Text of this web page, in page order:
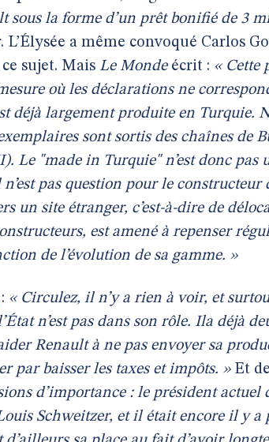
sous la forme d’un prêt bonifié de 3
a même convoqué Carlos
sujet. Mais Le Mondeécrit : « Cette
où les déclarations ne
déjà largement produite en Turquie.
sont sortis des chaînes de
Le "made in Turquie" n’est donc pas
pas question pour le constructeur
un site étranger, c’est-à-dire de
est amené à repenser
de l’évolution de sa gamme. »
: « Circulez, il n’y a rien à voir, et
n’est pas dans son rôle. Ila déjà
Renault à ne pas envoyer sa
par baisser les taxes et impôts. »Et de
d’importance : le président
Schweitzer, et il était encore il y a